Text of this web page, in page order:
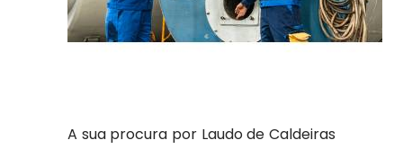
A sua procura por Laudo de Caldeiras